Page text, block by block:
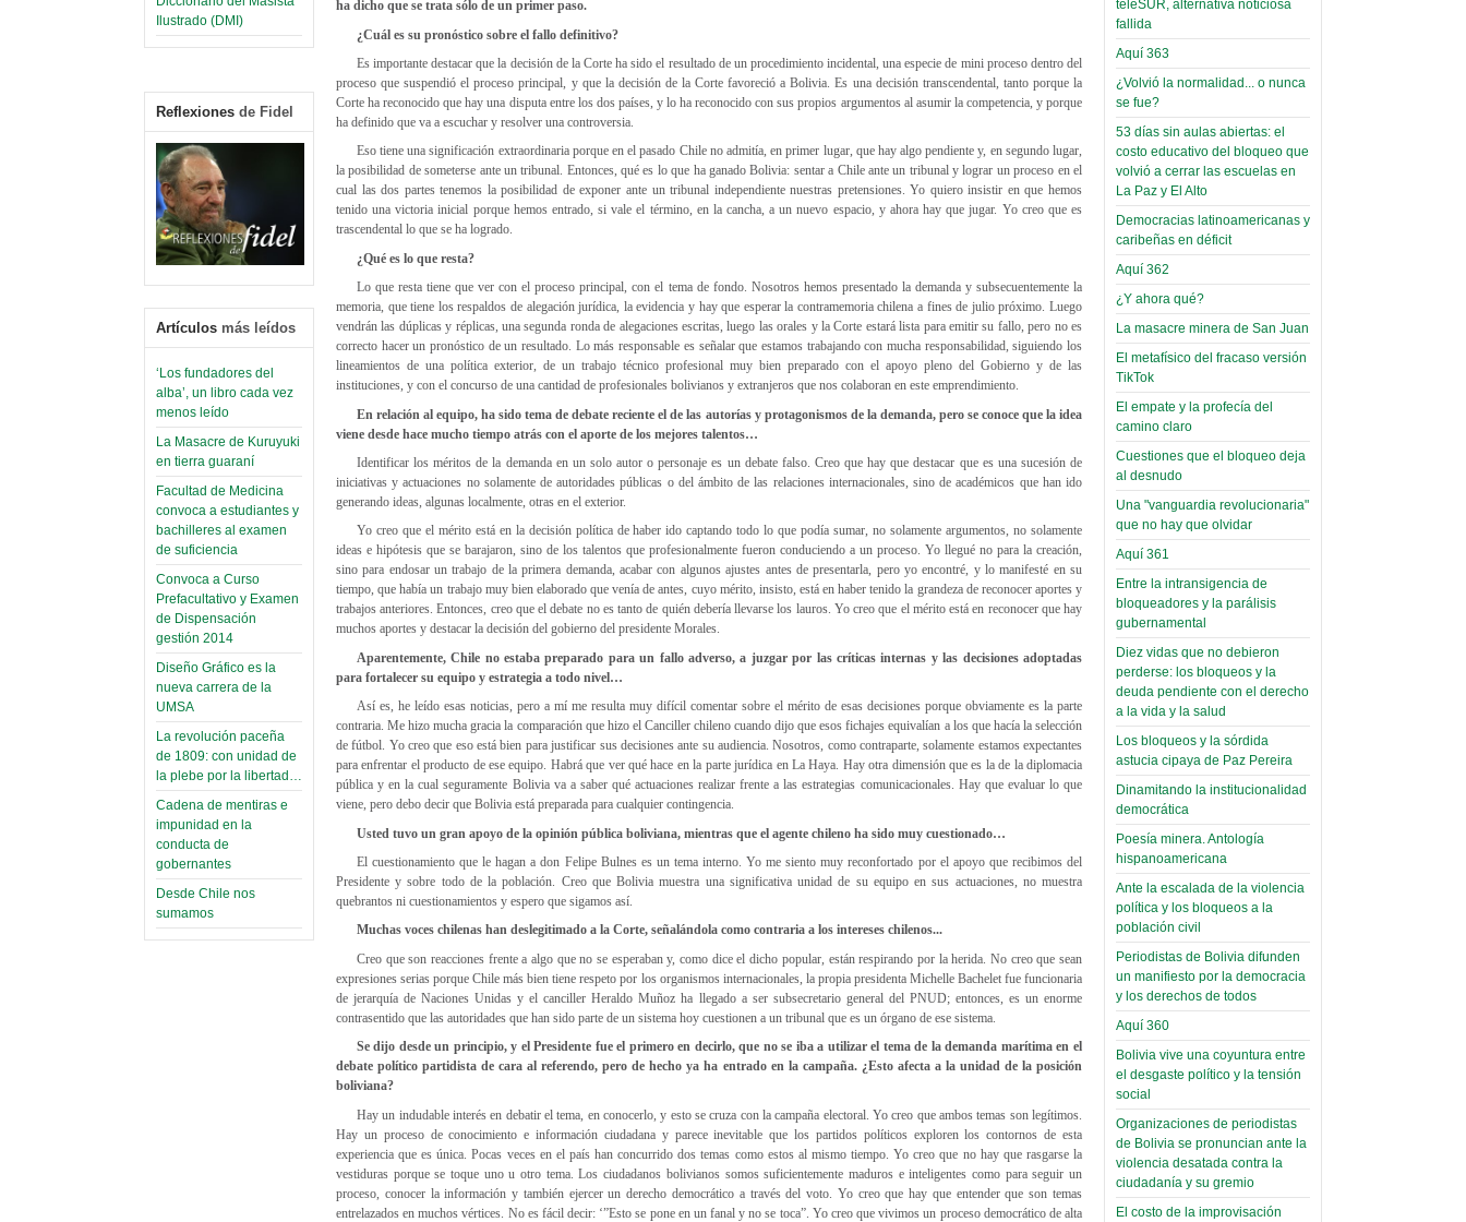
Ilustrado (DMI)
Reflexiones de Fidel
Artículos más leídos
‘Los fundadores del
alba’, un libro cada vez
menos leído
La Masacre de Kuruyuki
en tierra guaraní
Facultad de Medicina
convoca a estudiantes y
bachilleres al examen
de suficiencia
Convoca a Curso
Prefacultativo y Examen
de Dispensación
gestión 2014
Diseño Gráfico es la
nueva carrera de la
UMSA
La revolución paceña
de 1809: con unidad de
la plebe por la libertad…
Cadena de mentiras e
impunidad en la
conducta de
gobernantes
Desde Chile nos
sumamos
ha dicho que se trata sólo de un primer paso.
¿Cuál es su pronóstico sobre el fallo definitivo?
Es importante destacar que la decisión de la Corte ha sido el resultado de un procedimiento incidental, una especie de mini proceso dentro del
proceso que suspendió el proceso principal, y que la decisión de la Corte favoreció a Bolivia. Es una decisión transcendental, tanto porque la
Corte ha reconocido que hay una disputa entre los dos países, y lo ha reconocido con sus propios argumentos al asumir la competencia, y porque
ha definido que va a escuchar y resolver una controversia.
Eso tiene una significación extraordinaria porque en el pasado Chile no admitía, en primer lugar, que hay algo pendiente y, en segundo lugar,
la posibilidad de someterse ante un tribunal. Entonces, qué es lo que ha ganado Bolivia: sentar a Chile ante un tribunal y lograr un proceso en el
cual las dos partes tenemos la posibilidad de exponer ante un tribunal independiente nuestras pretensiones. Yo quiero insistir en que hemos
tenido una victoria inicial porque hemos entrado, si vale el término, en la cancha, a un nuevo espacio, y ahora hay que jugar. Yo creo que es
trascendental lo que se ha logrado.
¿Qué es lo que resta?
Lo que resta tiene que ver con el proceso principal, con el tema de fondo. Nosotros hemos presentado la demanda y subsecuentemente la
memoria, que tiene los respaldos de alegación jurídica, la evidencia y hay que esperar la contramemoria chilena a fines de julio próximo. Luego
vendrán las dúplicas y réplicas, una segunda ronda de alegaciones escritas, luego las orales y la Corte estará lista para emitir su fallo, pero no es
correcto hacer un pronóstico de un resultado. Lo más responsable es señalar que estamos trabajando con mucha responsabilidad, siguiendo los
lineamientos de una política exterior, de un trabajo técnico profesional muy bien preparado con el apoyo pleno del Gobierno y de las
instituciones, y con el concurso de una cantidad de profesionales bolivianos y extranjeros que nos colaboran en este emprendimiento.
En relación al equipo, ha sido tema de debate reciente el de las autorías y protagonismos de la demanda, pero se conoce que la idea
viene desde hace mucho tiempo atrás con el aporte de los mejores talentos…
Identificar los méritos de la demanda en un solo autor o personaje es un debate falso. Creo que hay que destacar que es una sucesión de
iniciativas y actuaciones no solamente de autoridades públicas o del ámbito de las relaciones internacionales, sino de académicos que han ido
generando ideas, algunas localmente, otras en el exterior.
Yo creo que el mérito está en la decisión política de haber ido captando todo lo que podía sumar, no solamente argumentos, no solamente
ideas e hipótesis que se barajaron, sino de los talentos que profesionalmente fueron conduciendo a un proceso. Yo llegué no para la creación,
sino para endosar un trabajo de la primera demanda, acabar con algunos ajustes antes de presentarla, pero yo encontré, y lo manifesté en su
tiempo, que había un trabajo muy bien elaborado que venía de antes, cuyo mérito, insisto, está en haber tenido la grandeza de reconocer aportes y
trabajos anteriores. Entonces, creo que el debate no es tanto de quién debería llevarse los lauros. Yo creo que el mérito está en reconocer que hay
muchos aportes y destacar la decisión del gobierno del presidente Morales.
Aparentemente, Chile no estaba preparado para un fallo adverso, a juzgar por las críticas internas y las decisiones adoptadas
para fortalecer su equipo y estrategia a todo nivel…
Así es, he leído esas noticias, pero a mí me resulta muy difícil comentar sobre el mérito de esas decisiones porque obviamente es la parte
contraria. Me hizo mucha gracia la comparación que hizo el Canciller chileno cuando dijo que esos fichajes equivalían a los que hacía la selección
de fútbol. Yo creo que eso está bien para justificar sus decisiones ante su audiencia. Nosotros, como contraparte, solamente estamos expectantes
para enfrentar el producto de ese equipo. Habrá que ver qué hace en la parte jurídica en La Haya. Hay otra dimensión que es la de la diplomacia
pública y en la cual seguramente Bolivia va a saber qué actuaciones realizar frente a las estrategias comunicacionales. Hay que evaluar lo que
viene, pero debo decir que Bolivia está preparada para cualquier contingencia.
Usted tuvo un gran apoyo de la opinión pública boliviana, mientras que el agente chileno ha sido muy cuestionado…
El cuestionamiento que le hagan a don Felipe Bulnes es un tema interno. Yo me siento muy reconfortado por el apoyo que recibimos del
Presidente y sobre todo de la población. Creo que Bolivia muestra una significativa unidad de su equipo en sus actuaciones, no muestra
quebrantos ni cuestionamientos y espero que sigamos así.
Muchas voces chilenas han deslegitimado a la Corte, señalándola como contraria a los intereses chilenos...
Creo que son reacciones frente a algo que no se esperaban y, como dice el dicho popular, están respirando por la herida. No creo que sean
expresiones serias porque Chile más bien tiene respeto por los organismos internacionales, la propia presidenta Michelle Bachelet fue funcionaria
de jerarquía de Naciones Unidas y el canciller Heraldo Muñoz ha llegado a ser subsecretario general del PNUD; entonces, es un enorme
contrasentido que las autoridades que han sido parte de un sistema hoy cuestionen a un tribunal que es un órgano de ese sistema.
Se dijo desde un principio, y el Presidente fue el primero en decirlo, que no se iba a utilizar el tema de la demanda marítima en el
debate político partidista de cara al referendo, pero de hecho ya ha entrado en la campaña. ¿Esto afecta a la unidad de la posición
boliviana?
Hay un indudable interés en debatir el tema, en conocerlo, y esto se cruza con la campaña electoral. Yo creo que ambos temas son legítimos.
Hay un proceso de conocimiento e información ciudadana y parece inevitable que los partidos políticos exploren los contornos de esta
experiencia que es única. Pocas veces en el país han concurrido dos temas como estos al mismo tiempo. Yo creo que no hay que rasgarse la
vestiduras porque se toque uno u otro tema. Los ciudadanos bolivianos somos suficientemente maduros e inteligentes como para seguir un
proceso, conocer la información y también ejercer un derecho democrático a través del voto. Yo creo que hay que entender que son temas
entrelazados en muchos vértices. No es fácil decir: ‘”Esto se pone en un fanal y no se toca”. Yo creo que vivimos un proceso democrático de alta
Viernes, 14 Octubre 2022
Leer Más...
Docentes y estudiantes de
Trabajo Social de la UMSA
elegirán directora
Viernes, 14 Octubre 2022
Leer Más...
“Tuna Femenina San Andrés”
toca y canta con coraje
Miércoles, 14 Septiembre 2022
Leer Más...
Posesionan a dirigentes de
Asociación de Docentes
Domingo, 14 Agosto 2022
Leer Más...
después rectifica
parcialmente
El Infamatorio
Miércoles, 09 Diciembre 2020
Read more...
Interpretación
de un álbum de
narco-fotos
(Miscelánea
Palaciega 8)
El Infamatorio
Miércoles, 19 Junio 2019
Read more...
Cosmética
descolonizadora
(Miscelánea
palaciega 7)
El Infamatorio
Lunes, 27 Mayo 2019
Read more...
Creacionismo,
filtraciones e
inicio de la
campaña del
MAS
(Miscelánea
palaciega 6)
El Infamatorio
Domingo, 12 Mayo 2019
Read more...
teleSUR, alternativa noticiosa
fallida
Aquí 363
¿Volvió la normalidad... o nunca
se fue?
53 días sin aulas abiertas: el
costo educativo del bloqueo que
volvió a cerrar las escuelas en
La Paz y El Alto
Democracias latinoamericanas y
caribeñas en déficit
Aquí 362
¿Y ahora qué?
La masacre minera de San Juan
El metafísico del fracaso versión
TikTok
El empate y la profecía del
camino claro
Cuestiones que el bloqueo deja
al desnudo
Una "vanguardia revolucionaria"
que no hay que olvidar
Aquí 361
Entre la intransigencia de
bloqueadores y la parálisis
gubernamental
Diez vidas que no debieron
perderse: los bloqueos y la
deuda pendiente con el derecho
a la vida y la salud
Los bloqueos y la sórdida
astucia cipaya de Paz Pereira
Dinamitando la institucionalidad
democrática
Poesía minera. Antología
hispanoamericana
Ante la escalada de la violencia
política y los bloqueos a la
población civil
Periodistas de Bolivia difunden
un manifiesto por la democracia
y los derechos de todos
Aquí 360
Bolivia vive una coyuntura entre
el desgaste político y la tensión
social
Organizaciones de periodistas
de Bolivia se pronuncian ante la
violencia desatada contra la
ciudadanía y su gremio
El costo de la improvisación